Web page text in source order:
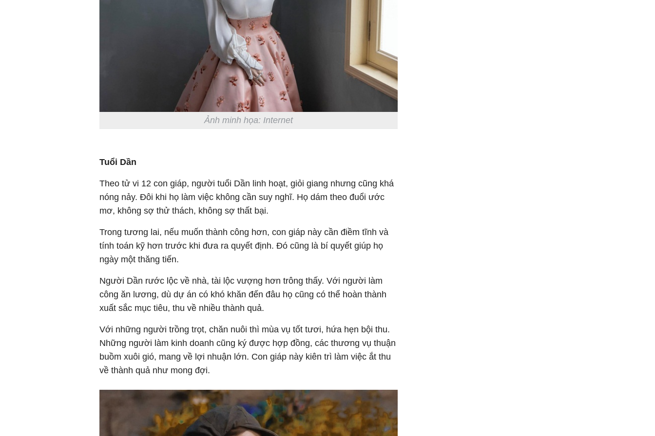
Ảnh minh họa: Internet
Tuổi Dần
Theo tử vi 12 con giáp, người tuổi Dần linh hoạt, giỏi giang nhưng cũng khá
nóng nảy. Đôi khi họ làm việc không cần suy nghĩ. Họ dám theo đuổi ước
mơ, không sợ thử thách, không sợ thất bại.
Trong tương lai, nếu muốn thành công hơn, con giáp này cần điềm tĩnh và
tính toán kỹ hơn trước khi đưa ra quyết định. Đó cũng là bí quyết giúp họ
ngày một thăng tiến.
Người Dần rước lộc về nhà, tài lộc vượng hơn trông thấy. Với người làm
công ăn lương, dù dự án có khó khăn đến đâu họ cũng có thể hoàn thành
xuất sắc mục tiêu, thu về nhiều thành quả.
Với những người trồng trọt, chăn nuôi thì mùa vụ tốt tươi, hứa hẹn bội thu.
Những người làm kinh doanh cũng ký được hợp đồng, các thương vụ thuận
buồm xuôi gió, mang về lợi nhuận lớn. Con giáp này kiên trì làm việc ắt thu
về thành quả như mong đợi.